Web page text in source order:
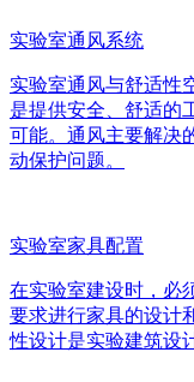
实验室通风系统
实验室通风与舒适性
是提供安全、舒适的
可能。通风主要解决
动保护问题。
实验室家具配置
在实验室建设时，必
要求进行家具的设计
性设计是实验建筑设